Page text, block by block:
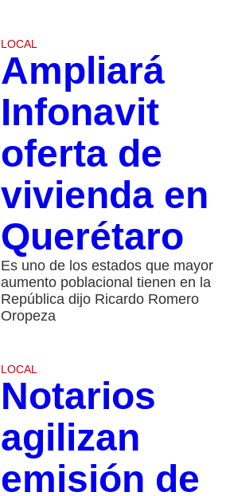
LOCAL
Ampliará
Infonavit
oferta de
vivienda en
Querétaro
Es uno de los estados que mayor
aumento poblacional tienen en la
República dijo Ricardo Romero
Oropeza
LOCAL
Notarios
agilizan
emisión de